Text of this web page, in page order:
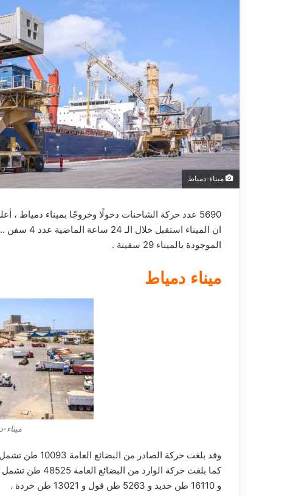
ر
و
ن
ي
ا
ميناء-دمياط
5690 عدد حركة الشاحنات دخولًا وخروجًا بميناء دمياط ، أعلن المركز الإعلامي لهيئة
الموجودة بالميناء 29 سفينة .
ميناء دمياط
ميناء-
وقد بلغت حركة الصادر من البضائع العامة 10093 طن تشمل : 300 طن يوريا و 9793 طن بضائع متنوعة .
و 16110 طن حديد و 5263 طن فول و 13021 طن خردة .